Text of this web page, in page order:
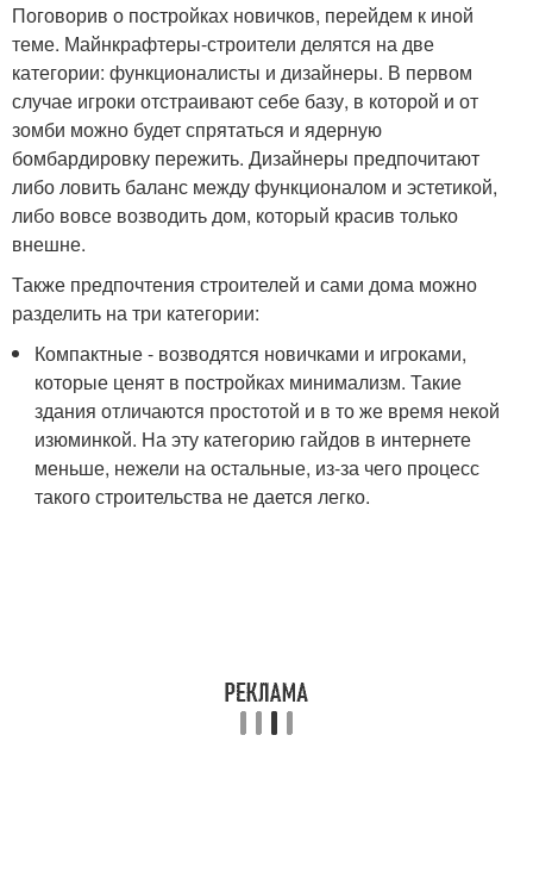
Поговорив о постройках новичков, перейдем к иной
теме. Майнкрафтеры-строители делятся на две
категории: функционалисты и дизайнеры. В первом
случае игроки отстраивают себе базу, в которой и от
зомби можно будет спрятаться и ядерную
бомбардировку пережить. Дизайнеры предпочитают
либо ловить баланс между функционалом и эстетикой,
либо вовсе возводить дом, который красив только
внешне.
Также предпочтения строителей и сами дома можно
разделить на три категории:
Компактные - возводятся новичками и игроками,
которые ценят в постройках минимализм. Такие
здания отличаются простотой и в то же время некой
изюминкой. На эту категорию гайдов в интернете
меньше, нежели на остальные, из-за чего процесс
такого строительства не дается легко.